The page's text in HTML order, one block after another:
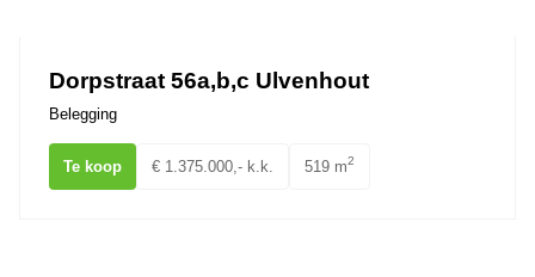
Dorpstraat 56a,b,c Ulvenhout
Belegging
Te koop € 1.375.000,- k.k. 519 m2